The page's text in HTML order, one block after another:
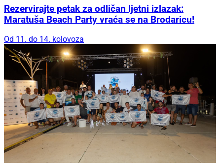
Rezervirajte petak za odličan ljetni izlazak:
Maratuša Beach Party vraća se na Brodaricu!
Od 11. do 14. kolovoza